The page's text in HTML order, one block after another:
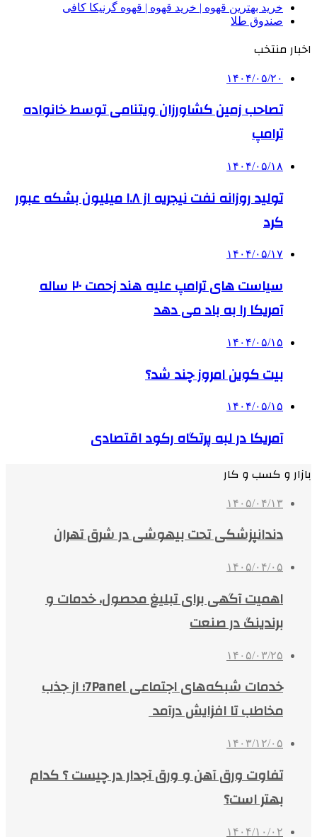
خرید بهترین قهوه | خرید قهوه | قهوه گرنیکا کافی
صندوق طلا
اخبار منتخب
۱۴۰۴/۰۵/۲۰
تصاحب زمین کشاورزان ویتنامی توسط خانواده
ترامپ
۱۴۰۴/۰۵/۱۸
تولید روزانه نفت نیجریه از ۱.۸ میلیون بشکه عبور
کرد
۱۴۰۴/۰۵/۱۷
سیاست های ترامپ علیه هند زحمت ۲۰ ساله
آمریکا را به باد می دهد
۱۴۰۴/۰۵/۱۵
بیت کوین امروز چند شد؟
۱۴۰۴/۰۵/۱۵
آمریکا در لبه پرتگاه رکود اقتصادی
بازار و کسب و کار
۱۴۰۵/۰۴/۱۳
دندانپزشکی تحت بیهوشی در شرق تهران
۱۴۰۵/۰۴/۰۵
اهمیت آگهی برای تبلیغ محصول، خدمات و
برندینگ در صنعت
۱۴۰۵/۰۳/۲۵
خدمات شبکه‌های اجتماعی 7Panel؛ از جذب
مخاطب تا افزایش درآمد
۱۴۰۳/۱۲/۰۵
تفاوت ورق آهن و ورق آجدار در چیست ؟ کدام
بهتر است؟
۱۴۰۴/۱۰/۰۲